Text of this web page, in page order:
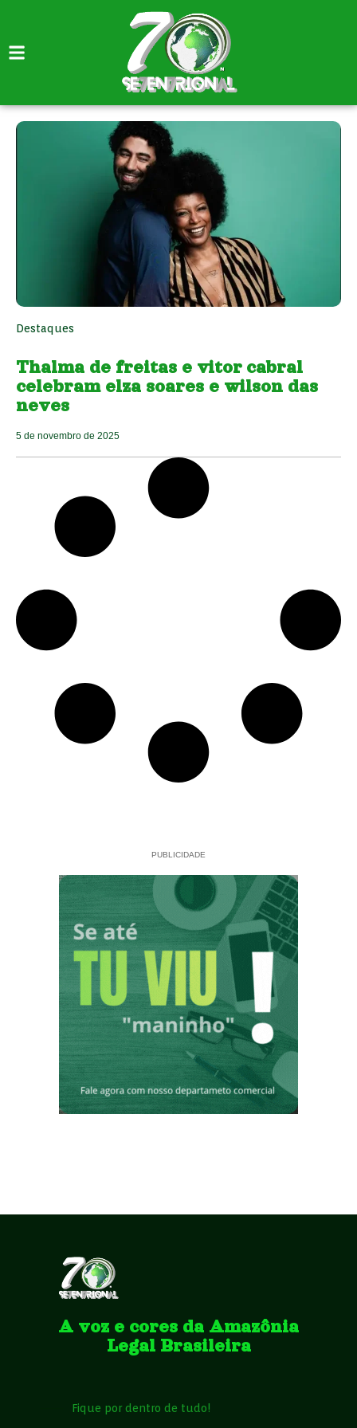
Destaques
Thalma de freitas e vitor cabral
celebram elza soares e wilson das
neves
5 de novembro de 2025
PUBLICIDADE
A voz e cores da Amazônia
Legal Brasileira
Fique por dentro de tudo!